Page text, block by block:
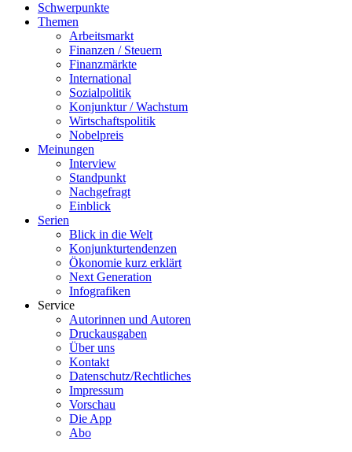
Schwerpunkte
Themen
Arbeitsmarkt
Finanzen / Steuern
Finanzmärkte
International
Sozialpolitik
Konjunktur / Wachstum
Wirtschaftspolitik
Nobelpreis
Meinungen
Interview
Standpunkt
Nachgefragt
Einblick
Serien
Blick in die Welt
Konjunkturtendenzen
Ökonomie kurz erklärt
Next Generation
Infografiken
Service
Autorinnen und Autoren
Druckausgaben
Über uns
Kontakt
Datenschutz/Rechtliches
Impressum
Vorschau
Die App
Abo